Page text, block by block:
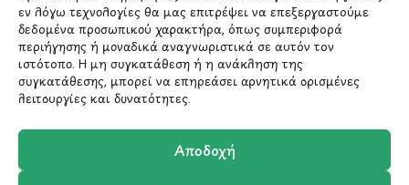
εν λόγω τεχνολογίες θα μας επιτρέψει να επεξεργαστούμε
δεδομένα προσωπικού χαρακτήρα, όπως συμπεριφορά
περιήγησης ή μοναδικά αναγνωριστικά σε αυτόν τον
ιστότοπο. Η μη συγκατάθεση ή η ανάκληση της
συγκατάθεσης, μπορεί να επηρεάσει αρνητικά ορισμένες
λειτουργίες και δυνατότητες.
Αποδοχή
Holargos Center (Ισόγειο)
Λ.Περικλέους 56,
Χολαργός 15561
210 6522282